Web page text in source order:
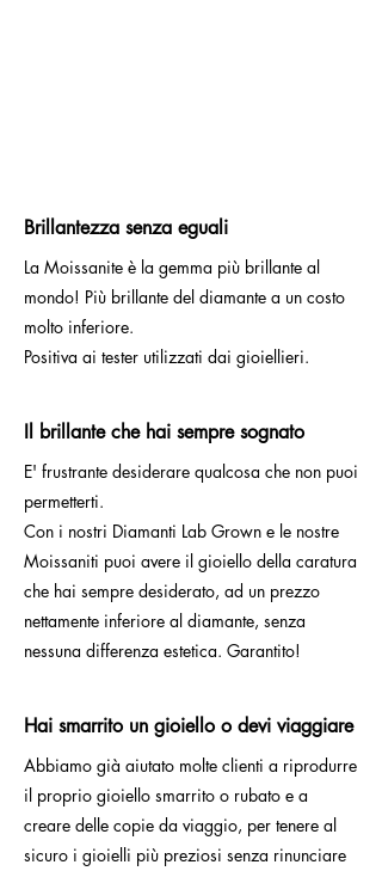
Brillantezza senza eguali
La Moissanite è la gemma più brillante al
mondo! Più brillante del diamante a un costo
molto inferiore.
Positiva ai tester utilizzati dai gioiellieri.
Il brillante che hai sempre sognato
E' frustrante desiderare qualcosa che non puoi
permetterti.
Con i nostri Diamanti Lab Grown e le nostre
Moissaniti puoi avere il gioiello della caratura
che hai sempre desiderato, ad un prezzo
nettamente inferiore al diamante, senza
nessuna differenza estetica. Garantito!
Hai smarrito un gioiello o devi viaggiare
Abbiamo già aiutato molte clienti a riprodurre
il proprio gioiello smarrito o rubato e a
creare delle copie da viaggio, per tenere al
sicuro i gioielli più preziosi senza rinunciare